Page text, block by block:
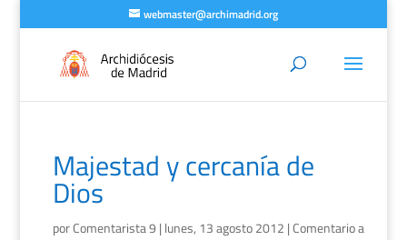
webmaster@archimadrid.org
Majestad y cercanía de
Dios
porComentarista 9 | lunes, 13 agosto 2012 |Comentario a